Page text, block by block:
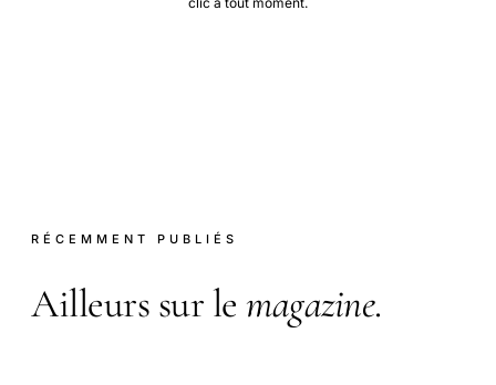
RÉCEMMENT PUBLIÉS
Ailleurs sur le magazine.